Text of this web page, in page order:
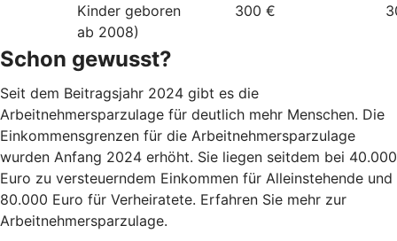
Kinder geboren
ab 2008)
300 €
Schon gewusst?
Seit dem Beitragsjahr 2024 gibt es die
Arbeitnehmersparzulage für deutlich mehr Menschen. Die
Einkommensgrenzen für die Arbeitnehmersparzulage
wurden Anfang 2024 erhöht. Sie liegen seitdem bei 40.000
Euro zu versteuerndem Einkommen für Alleinstehende und
80.000 Euro für Verheiratete. Erfahren Sie mehr zur
Arbeitnehmersparzulage.